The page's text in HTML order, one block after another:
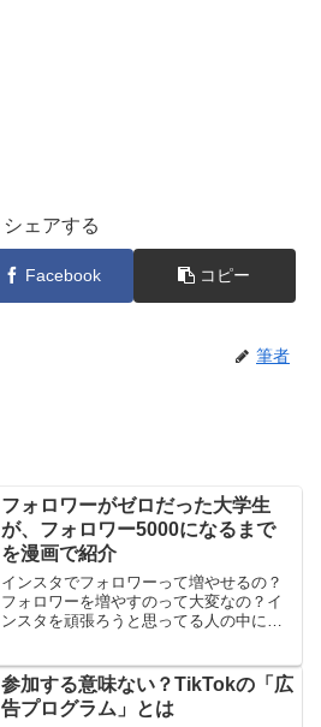
シェアする
Facebook コピー
筆者
フォロワーがゼロだった大学生
が、フォロワー5000になるまで
を漫画で紹介
インスタでフォロワーって増やせるの？
フォロワーを増やすのって大変なの？イ
ンスタを頑張ろうと思ってる人の中に
ォロワーが5000人になった時までの経験
を漫画にしてみましたま...
参加する意味ない？TikTokの「広
告プログラム」とは